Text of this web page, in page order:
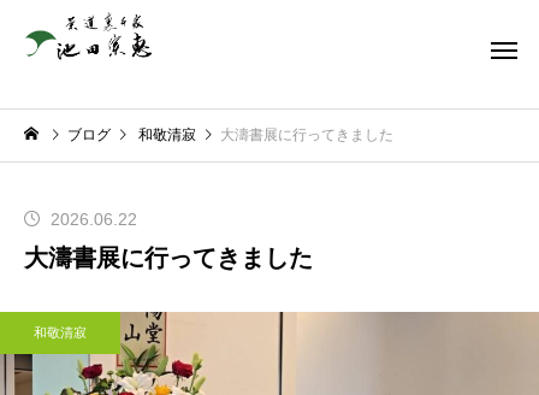
ブログ 和敬清寂 大濤書展に行ってきました
2026.06.22
大濤書展に行ってきました
和敬清寂